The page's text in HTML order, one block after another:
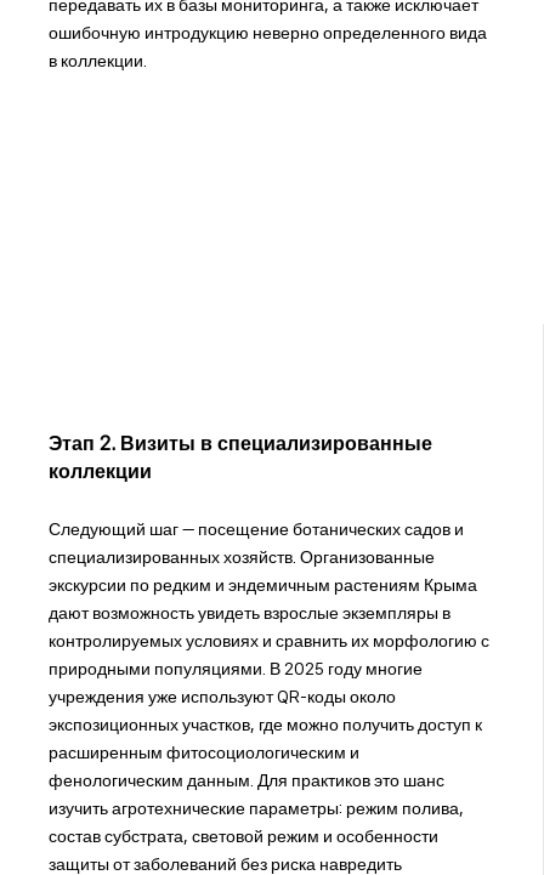
передавать их в базы мониторинга, а также исключает
ошибочную интродукцию неверно определенного вида
в коллекции.
Этап 2. Визиты в специализированные
коллекции
Следующий шаг — посещение ботанических садов и
специализированных хозяйств. Организованные
экскурсии по редким и эндемичным растениям Крыма
дают возможность увидеть взрослые экземпляры в
контролируемых условиях и сравнить их морфологию с
природными популяциями. В 2025 году многие
учреждения уже используют QR-коды около
экспозиционных участков, где можно получить доступ к
расширенным фитосоциологическим и
фенологическим данным. Для практиков это шанс
изучить агротехнические параметры: режим полива,
состав субстрата, световой режим и особенности
защиты от заболеваний без риска навредить